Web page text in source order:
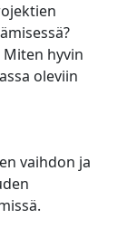
Miten hyvin
oleviin
vaihdon ja